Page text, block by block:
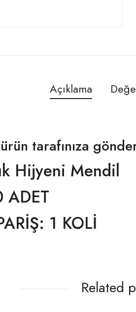
Açıklama
tarafınıza
Hijyeni Mendil
ADET
1 KOLİ
Related